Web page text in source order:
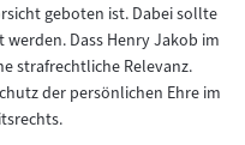
geboten ist. Dabei sollte
Dass Henry Jakob im
strafrechtliche Relevanz.
der persönlichen Ehre im